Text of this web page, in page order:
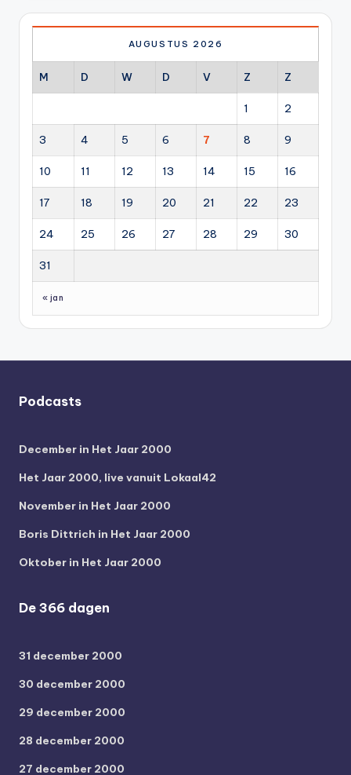
AUGUSTUS 2026
M D W D V Z Z
1 2
3 4 5 6 7 8 9
10 11 12 13 14 15 16
17 18 19 20 21 22 23
24 25 26 27 28 29 30
31
« jan
Podcasts
December in Het Jaar 2000
Het Jaar 2000, live vanuit Lokaal42
November in Het Jaar 2000
Boris Dittrich in Het Jaar 2000
Oktober in Het Jaar 2000
De 366 dagen
31 december 2000
30 december 2000
29 december 2000
28 december 2000
27 december 2000